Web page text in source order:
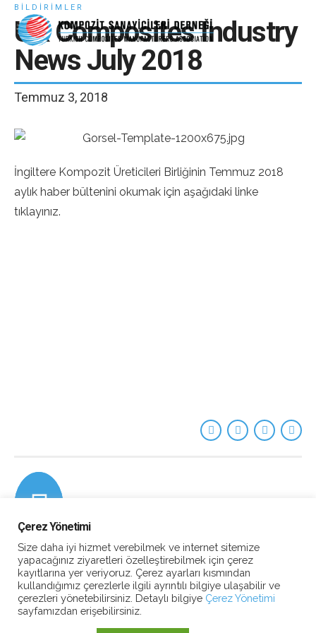
BILDIRIMLER
UK Composites Industry
News July 2018
Temmuz 3, 2018
İngiltere Kompozit Üreticileri Birliğinin Temmuz 2018
aylık haber bültenini okumak için aşağıdaki linke
tıklayınız.
Çerez Yönetimi
Size daha iyi hizmet verebilmek ve internet sitemize
yapacağınız ziyaretleri özelleştirebilmek için çerez
kayıtlarına yer veriyoruz. Çerez ayarları kısmından
kullandığımız çerezlerle ilgili ayrıntılı bilgiye ulaşabilir ve
çerezleri yönetebilirsiniz. Detaylı bilgiye Çerez Yönetimi
sayfamızdan erişebilirsiniz.
E-Bülten - Dergi Üyeliği
Abone Ol